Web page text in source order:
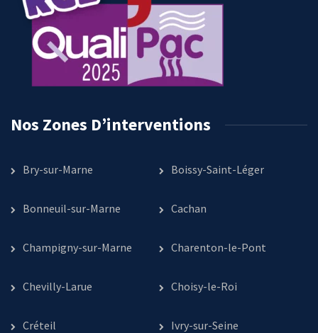
Nos Zones D’interventions
Bry-sur-Marne Boissy-Saint-Léger
Bonneuil-sur-Marne Cachan
Champigny-sur-Marne Charenton-le-Pont
Chevilly-Larue Choisy-le-Roi
Créteil Ivry-sur-Seine